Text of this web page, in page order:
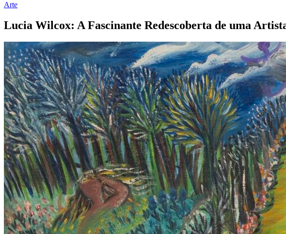
Arte
Lucia Wilcox: A Fascinante Redescoberta de uma